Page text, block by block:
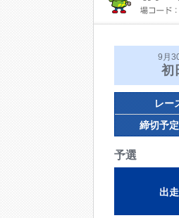
9月
初
レー
締切予
予選
出